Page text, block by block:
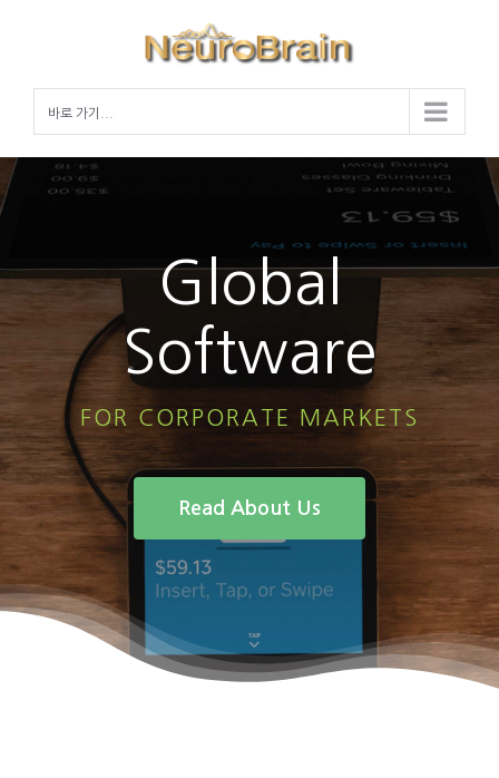
바로 가기...
Global
Software
FOR CORPORATE MARKETS
Read About Us